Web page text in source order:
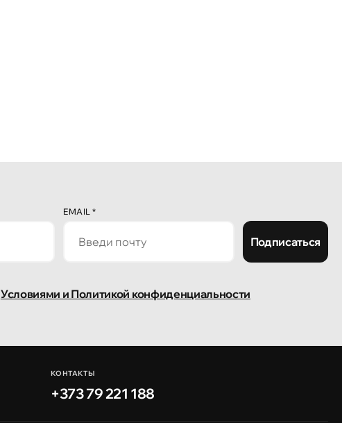
EMAIL*
Подписаться
Условиями и Политикой конфиденциальности
КОНТАКТЫ
+373 79 221 188